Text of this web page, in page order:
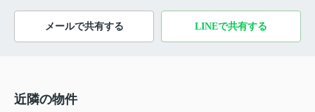
メールで共有する LINEで共有する
近隣の物件